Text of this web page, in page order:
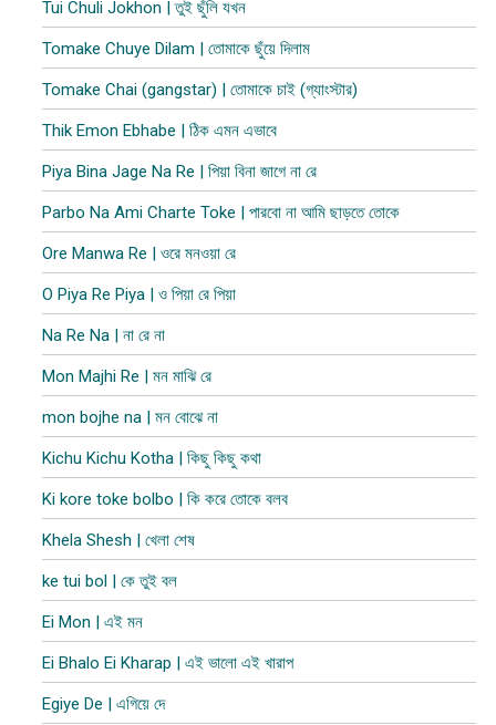
Tui Chuli Jokhon | তুই ছুঁলি যখন
Tomake Chuye Dilam | তোমাকে ছুঁয়ে দিলাম​
Tomake Chai (gangstar) | তোমাকে চাই (গ্যাংস্টার)
Thik Emon Ebhabe | ঠিক এমন এভাবে
Piya Bina Jage Na Re | পিয়া বিনা জাগে না রে
Parbo Na Ami Charte Toke | পারবো না আমি ছাড়তে তোকে
Ore Manwa Re | ওরে মনওয়া রে
O Piya Re Piya | ও পিয়া রে পিয়া
Na Re Na | না রে না
Mon Majhi Re | মন মাঝি রে
mon bojhe na | মন বোঝে না
Kichu Kichu Kotha | কিছু কিছু কথা
Ki kore toke bolbo | কি করে তোকে বলব
Khela Shesh | খেলা শেষ
ke tui bol | কে তুই বল
Ei Mon | এই মন
Ei Bhalo Ei Kharap | এই ভালো এই খারাপ
Egiye De | এগিয়ে দে